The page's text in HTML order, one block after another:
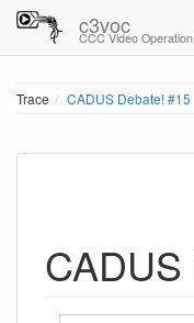
c3voc
CCC Video
Trace CADUS Debate! #15